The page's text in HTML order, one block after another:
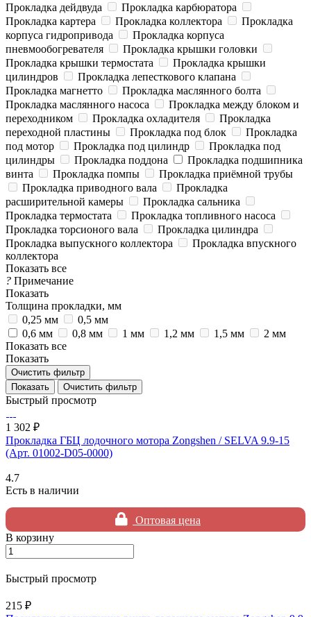
Прокладка дейдвуда
Прокладка карбюратора
Прокладка картера
Прокладка коллектора
Прокладка
корпуса гидропривода
Прокладка корпуса
пневмообогревателя
Прокладка крышки головки
Прокладка крышки термостата
Прокладка крышки
цилиндров
Прокладка лепесткового клапана
Прокладка магнетто
Прокладка маслянного болта
Прокладка маслянного насоса
Прокладка между блоком и
переходником
Прокладка охладителя
Прокладка
переходной пластины
Прокладка под блок
Прокладка
под мотор
Прокладка под цилиндр
Прокладка под
цилиндры
Прокладка поддона
Прокладка подшипника
винта
Прокладка помпы
Прокладка приёмной трубы
Прокладка приводного вала
Прокладка
расширительной камеры
Прокладка сальника
Прокладка термостата
Прокладка топливного насоса
Прокладка торсионого вала
Прокладка цилиндра
Прокладка выпускного коллектора
Прокладка впускного
коллектора
Показать все
? Примечание
Показать
Толщина прокладки, мм
0,25 мм
0,5 мм
0,6 мм
0,8 мм 1 мм 1,2 мм 1,5 мм
2 мм
Показать все
Показать
Очистить фильтр
Очистить фильтр
Быстрый просмотр
1 302 ₽
Прокладка ГБЦ лодочного мотора Zongshen / SELVA 9.9-15
(Арт. 01002-D05-0000)
4.7
Есть в наличии
Оптовая цена
В корзину
Быстрый просмотр
215 ₽